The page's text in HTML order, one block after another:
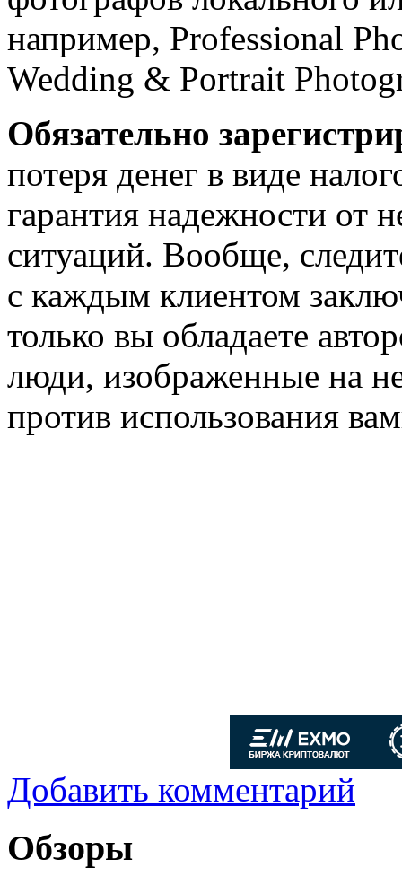
например, Professional
Wedding & Portrait
Обязательно
потеря денег в виде
гарантия надежности от
ситуаций. Вообще,
с каждым клиентом
только вы обладаете
люди, изображенные на
против использования
Добавить комментарий
Обзоры